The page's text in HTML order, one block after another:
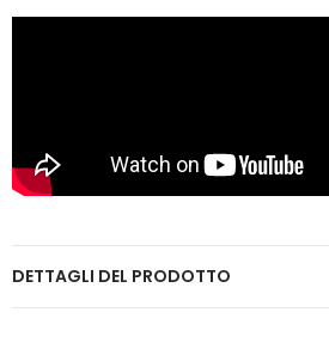
DETTAGLI DEL PRODOTTO